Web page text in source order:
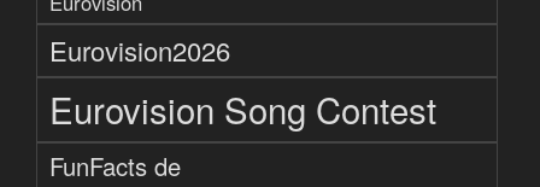
Eurovision2026
Eurovision Song Contest
FunFacts de